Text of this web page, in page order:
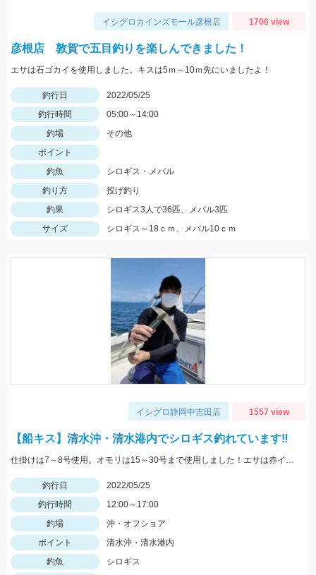
イシグロカインズモール彦根店 1706 view
彦根店 敦賀で五目釣りを楽しんできました！
エサは石ゴカイを使用しました。キスは5ｍ～10ｍ先にいましたよ！
釣行日
2022/05/25
釣行時間
05:00～14:00
釣場
その他
ポイント
釣魚
シロギス・メバル
釣り方
投げ釣り
釣果
シロギス3人で36匹、メバル3匹
サイズ
シロギス～18ｃｍ、メバル10ｃｍ
イシグロ静岡中吉田店 1557 view
【船キス】清水沖・清水港内でシロギス釣れています‼
仕掛けは7～8号使用。オモリは15～30号まで使用しました！エサは赤イソメがオススメです！
釣行日
2022/05/25
釣行時間
12:00～17:00
釣場
沖・オフショア
ポイント
清水沖・清水港内
釣魚
シロギス